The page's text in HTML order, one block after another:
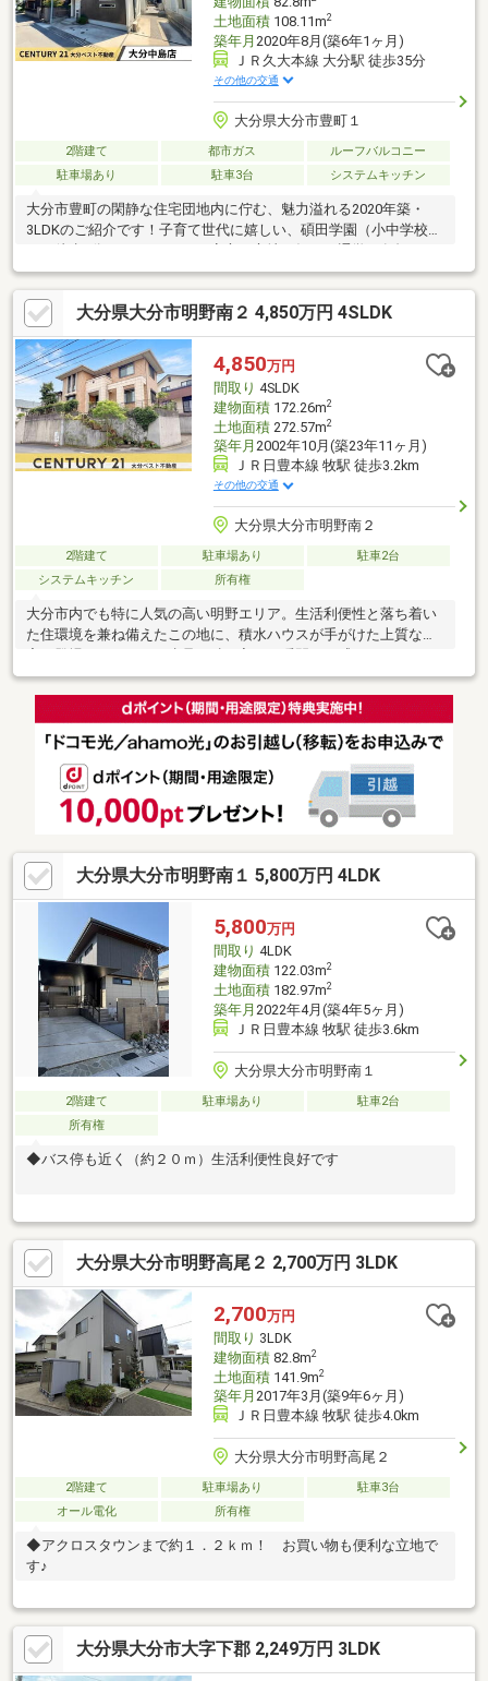
土地面積108.11m2
築年月 2020年8月(築6年1ヶ月)
ＪＲ久大本線 大分駅 徒歩35分
その他の交通
大分県大分市豊町１
2階建て 都市ガス
ルーフバルコニー
駐車場あり
駐車3台 システムキッチン
大分市豊町の閑静な住宅団地内に佇む、魅力溢れる2020年築・
3LDKのご紹介です！子育て世代に嬉しい、碩田学園（小中学校）
まで徒歩7分（530m）という安心の立地。毎日の通学も負担にな
りません。敷地内には、来客時にも大活躍する駐車場3台分のスペ
ースを確保しています。室内は、2面採光で陽光がたっぷりと降り
注ぐ明るいLDKが家族の憩いの場に。お風呂場にも窓があり、自
然換気ができて清潔に保てます。さらに、主寝室のウォークイン
クローゼットをはじめ、各所に収納を豊富に配置。お部屋をスッ
キリと広くお使いいただけます。充実の設備と快適な住環境が整
ったこのお家で、新しい生活をスタートしませんか？
大分県大分市明野南２ 4,850万円 4SLDK
4,850万円
間取り 4SLDK
建物面積172.26m2
土地面積272.57m2
築年月 2002年10月(築23年11ヶ月)
ＪＲ日豊本線 牧駅 徒歩3.2km
その他の交通
大分県大分市明野南２
2階建て 駐車場あり
駐車2台
システムキッチン
所有権
大分市内でも特に人気の高い明野エリア。生活利便性と落ち着い
た住環境を兼ね備えたこの地に、積水ハウスが手がけた上質な邸
寧に選び抜かれた建具の質感。居室ごとに工夫された照明計画
は、空間に温かみと奥行きをもたらし、日常の何気ない時間をよ
り豊かに彩ります。素材・デザイン・施工にわたって、妥協なき
「こだわり」が随所に宿っています。積水ハウスが誇る優れた耐
支えてくれます。年月を重ねるごとに増す愛着と、資産としての
確かな価値も、この物件の大きな魅力です。
大分県大分市明野南１ 5,800万円 4LDK
5,800万円
間取り 4LDK
建物面積122.03m2
土地面積182.97m2
築年月 2022年4月(築4年5ヶ月)
ＪＲ日豊本線 牧駅 徒歩3.6km
大分県大分市明野南１
2階建て 駐車場あり
駐車2台
所有権
◆バス停も近く（約２０ｍ）生活利便性良好です
大分県大分市明野高尾２ 2,700万円 3LDK
2,700万円
間取り 3LDK
建物面積82.8m2
土地面積141.9m2
築年月 2017年3月(築9年6ヶ月)
ＪＲ日豊本線 牧駅 徒歩4.0km
大分県大分市明野高尾２
2階建て 駐車場あり
駐車3台
オール電化
所有権
◆アクロスタウンまで約１．２ｋｍ！ お買い物も便利な立地で
す♪
大分県大分市大字下郡 2,249万円 3LDK